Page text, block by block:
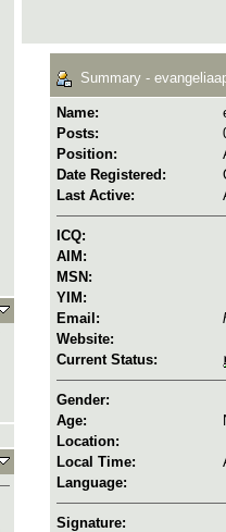
Summary -
Name:
Posts:
Position:
Date Registered:
Last Active:
ICQ:
AIM:
MSN:
YIM:
Email:
Website:
Current Status:
Gender:
Age:
Location:
Local Time:
Language:
Signature: